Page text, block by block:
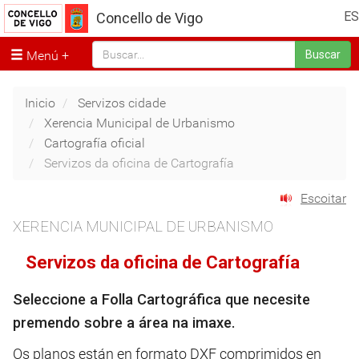
ES
Concello de Vigo
Menú Buscar
Inicio
Servizos cidade
Xerencia Municipal de Urbanismo
Cartografía oficial
Servizos da oficina de Cartografía
Escoitar
XERENCIA MUNICIPAL DE URBANISMO
Servizos da oficina de Cartografía
Seleccione a Folla Cartográfica que necesite
premendo sobre a área na imaxe.
Os planos están en formato DXF comprimidos en